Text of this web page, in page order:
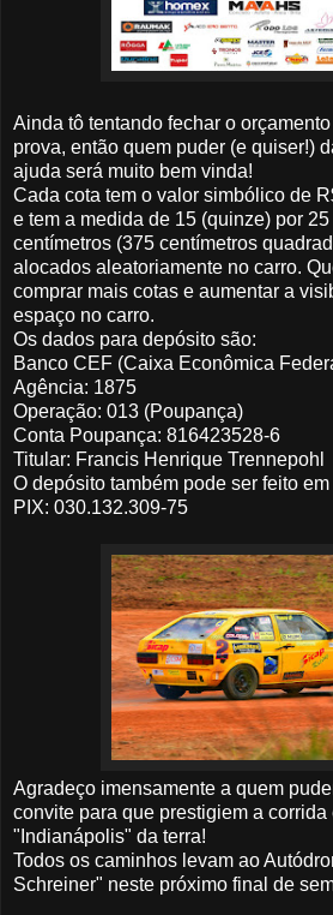
Ainda tô tentando fechar o
prova, então quem puder (e quiser!)
ajuda será muito bem vinda!
Cada cota tem o valor simbólico de
e tem a medida de 15 (quinze) por
centímetros (375 centímetros
alocados aleatoriamente no carro.
comprar mais cotas e aumentar a
espaço no carro.
Os dados para depósito são:
Banco CEF (Caixa Econômica
Agência: 1875
Operação: 013 (Poupança)
Conta Poupança: 816423528-6
Titular: Francis Henrique Trennepohl
O depósito também pode ser feito
PIX: 030.132.309-75
Agradeço imensamente a quem
convite para que prestigiem a
"Indianápolis" da terra!
Todos os caminhos levam ao
Schreiner" neste próximo final de